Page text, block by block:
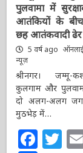
पुलवामा में
आतंकियों के
छह आतंकवादी ढेर
5 वर्ष ago
न्यूज़
श्रीनगर। जम्मू-
कुलगाम और
दो अलग-अलग
मुठभेड़ में…